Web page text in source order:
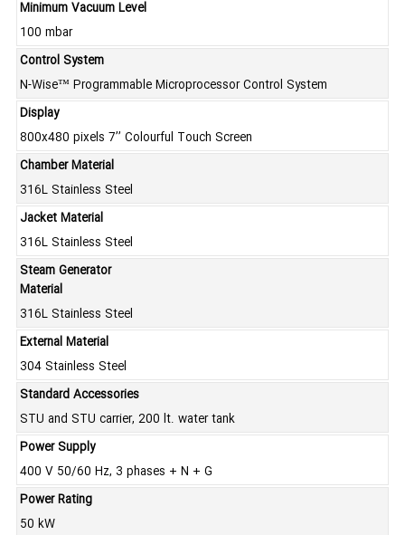
Minimum Vacuum Level
100 mbar
Control System
N-Wise™ Programmable Microprocessor Control System
Display
800x480 pixels 7’’ Colourful Touch Screen
Chamber Material
316L Stainless Steel
Jacket Material
316L Stainless Steel
Steam Generator
Material
316L Stainless Steel
External Material
304 Stainless Steel
Standard Accessories
STU and STU carrier, 200 lt. water tank
Power Supply
400 V 50/60 Hz, 3 phases + N + G
Power Rating
50 kW